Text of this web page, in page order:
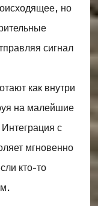
но
сигнал
как внутри
на малейшие
с
мгновенно
кто-то